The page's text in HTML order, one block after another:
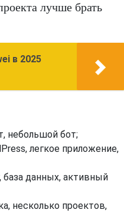
лучше брать
в 2025
небольшой бот;
легкое приложение,
база данных, активный
несколько проектов,